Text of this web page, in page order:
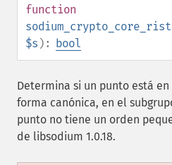
function
$s ): bool
Determina si un punto está
forma canónica, en el
punto no tiene un orden
de libsodium 1.0.18.